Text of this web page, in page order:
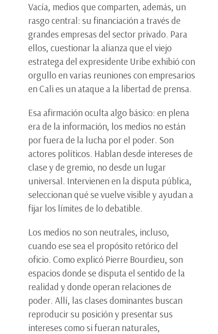
Vacía, medios que comparten, además, un
rasgo central: su financiación a través de
grandes empresas del sector privado. Para
ellos, cuestionar la alianza que el viejo
estratega del expresidente Uribe exhibió con
orgullo en varias reuniones con empresarios
en Cali es un ataque a la libertad de prensa.
Esa afirmación oculta algo básico: en plena
era de la información, los medios no están
por fuera de la lucha por el poder. Son
actores políticos. Hablan desde intereses de
clase y de gremio, no desde un lugar
universal. Intervienen en la disputa pública,
seleccionan qué se vuelve visible y ayudan a
fijar los límites de lo debatible.
Los medios no son neutrales, incluso,
cuando ese sea el propósito retórico del
oficio. Como explicó Pierre Bourdieu, son
espacios donde se disputa el sentido de la
realidad y donde operan relaciones de
poder. Allí, las clases dominantes buscan
reproducir su posición y presentar sus
intereses como si fueran naturales,